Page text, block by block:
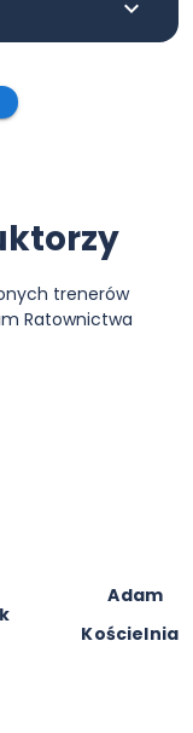
trenerów
Ratownictwa
Adam
Kościelniak